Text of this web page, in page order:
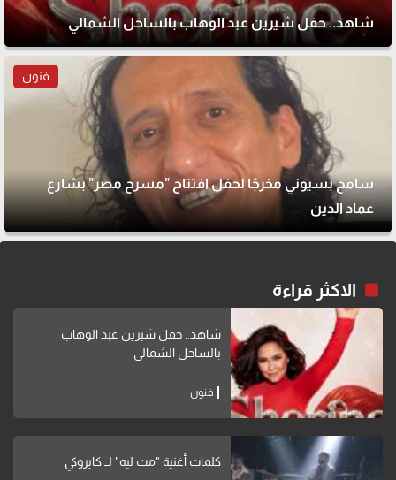
شاهد.. حفل شيرين عبد الوهاب بالساحل الشمالي
فنون
سامح بسيوني مخرجًا لحفل افتتاح "مسرح مصر" بشارع
عماد الدين
الاكثر قراءة
شاهد.. حفل شيرين عبد الوهاب
بالساحل الشمالي
فنون
كلمات أغنية "مت ليه" لــ كايروكي